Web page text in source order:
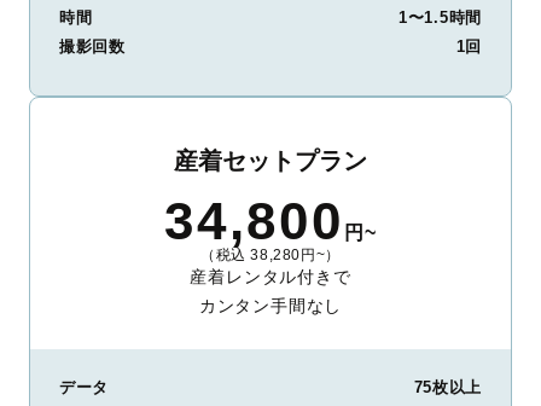
時間
1〜1.5時間
撮影回数
1回
産着セットプラン
34,800 円~
（税込 38,280円~）
産着レンタル付きで
カンタン手間なし
データ
75枚以上